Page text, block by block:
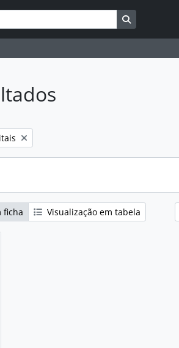
Busque na
ficha Visualização em tabela